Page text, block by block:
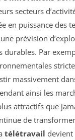
secteurs
en puissance des
prévision
durables. Par
massivement
ainsi les
attractifs que
de
télétravail